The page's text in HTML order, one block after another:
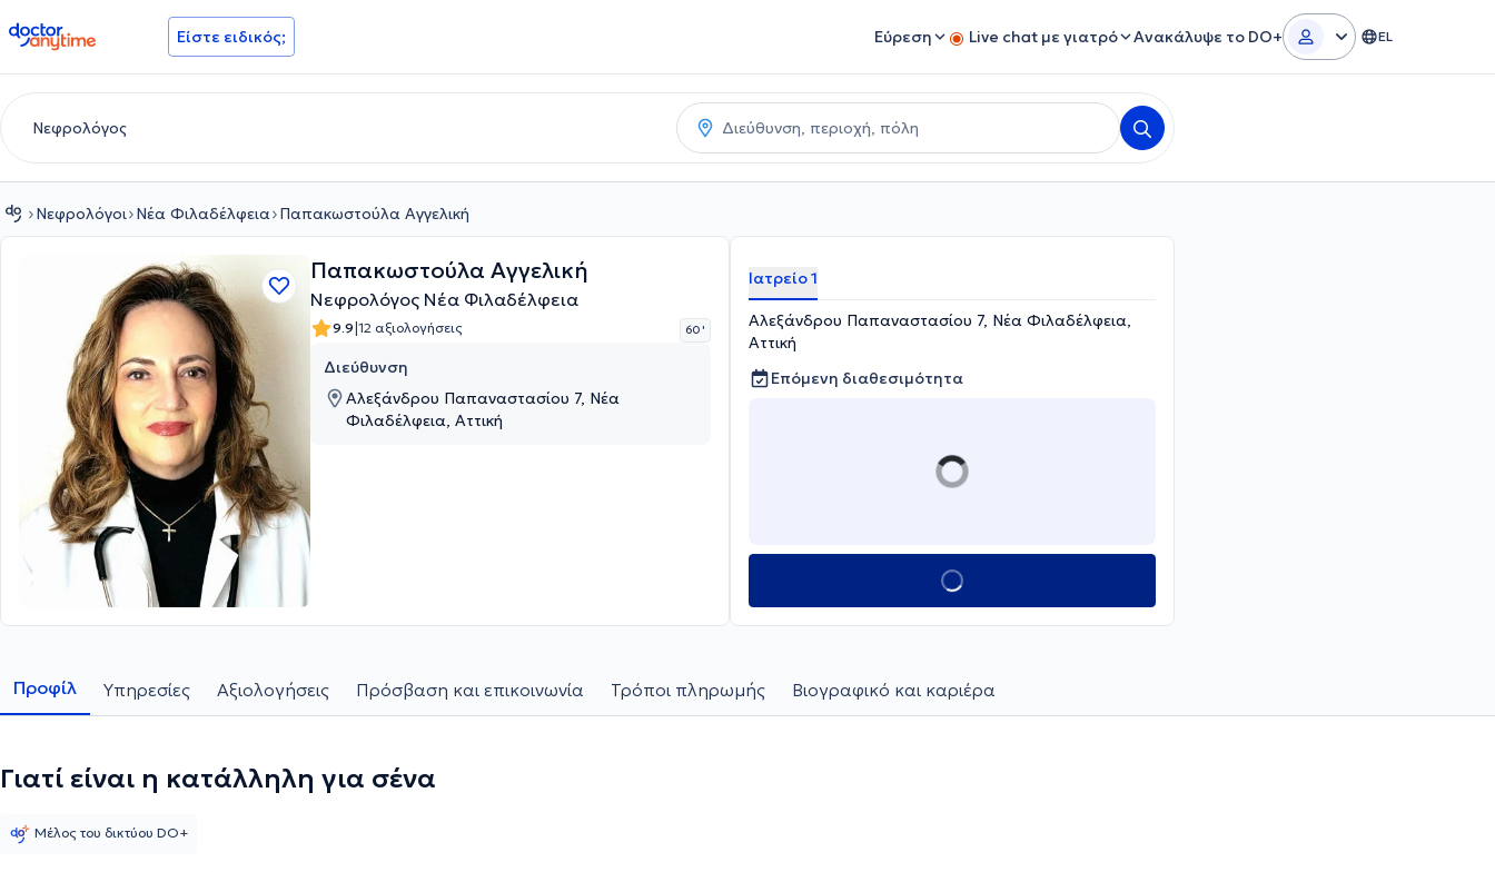
doctoranytime Είστε ειδικός; Εύρεση Live chat με γιατρό Ανακάλυψε το DO+ EL
Νεφρολόγοι Νέα Φιλαδέλφεια Παπακωστούλα Αγγελική
Παπακωστούλα Αγγελική
Νεφρολόγος Νέα Φιλαδέλφεια
9.9|12 αξιολογήσεις 60 '
Διεύθυνση
Αλεξάνδρου Παπαναστασίου 7, Νέα
Φιλαδέλφεια, Αττική
Ιατρείο 1
Αλεξάνδρου Παπαναστασίου 7, Νέα Φιλαδέλφεια,
Αττική
Επόμενη διαθεσιμότητα
Προφίλ Υπηρεσίες Αξιολογήσεις Πρόσβαση και επικοινωνία Τρόποι πληρωμής Βιογραφικό και καριέρα
Γιατί είναι η κατάλληλη για σένα
Μέλος του δικτύου DO+